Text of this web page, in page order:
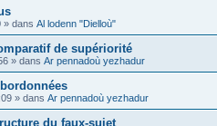
» dans Al lodenn "Dielloù"
de supériorité
» dans Ar pennadoù yezhadur
» dans Ar pennadoù yezhadur
du faux-sujet